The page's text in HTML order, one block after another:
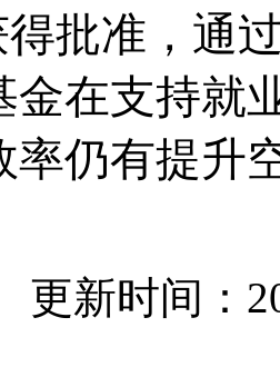
得批准，通
金在支持就
率仍有提升
更新时间：